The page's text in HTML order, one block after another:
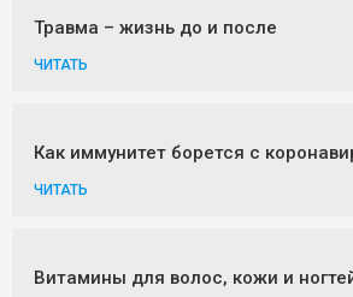
Травма – жизнь до и после
ЧИТАТЬ
Как иммунитет борется с
ЧИТАТЬ
Витамины для волос, кожи и